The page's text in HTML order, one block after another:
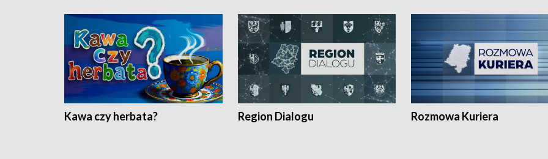
Kawa czy herbata? Region Dialogu Rozmowa Kuriera